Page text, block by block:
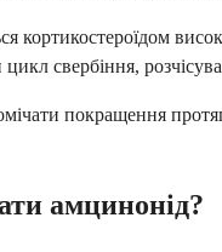
кортикостероїдом
свербіння,
покращення
амцинонід?